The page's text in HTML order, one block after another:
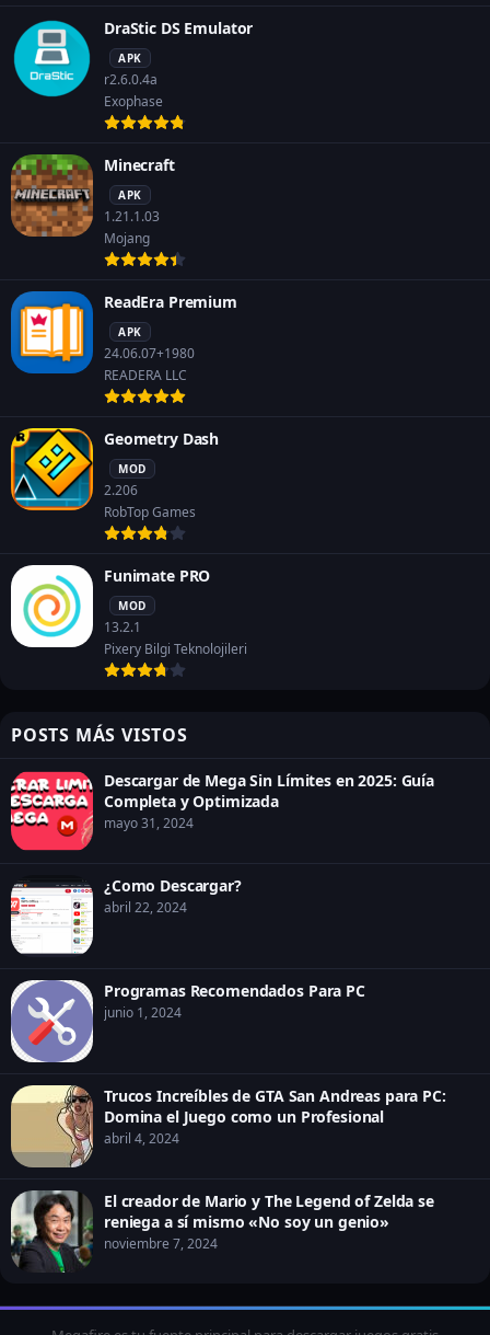
DraStic DS Emulator
APK
r2.6.0.4a
Exophase
Minecraft
APK
1.21.1.03
Mojang
ReadEra Premium
APK
24.06.07+1980
READERA LLC
Geometry Dash
MOD
2.206
RobTop Games
Funimate PRO
MOD
13.2.1
Pixery Bilgi Teknolojileri
POSTS MÁS VISTOS
Descargar de Mega Sin Límites en 2025: Guía
Completa y Optimizada
mayo 31, 2024
¿Como Descargar?
abril 22, 2024
Programas Recomendados Para PC
junio 1, 2024
Trucos Increíbles de GTA San Andreas para PC:
Domina el Juego como un Profesional
abril 4, 2024
El creador de Mario y The Legend of Zelda se
reniega a sí mismo «No soy un genio»
noviembre 7, 2024